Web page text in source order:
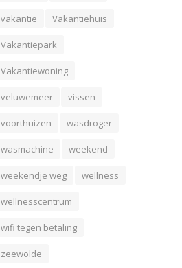
vakantie Vakantiehuis
Vakantiepark
Vakantiewoning
veluwemeer vissen
voorthuizen wasdroger
wasmachine weekend
weekendje weg wellness
wellnesscentrum
wifi tegen betaling
zeewolde